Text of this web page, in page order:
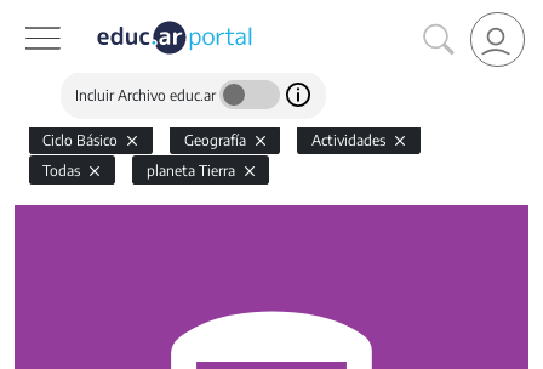
Incluir Archivo educ.ar
Ciclo Básico Geografía
Actividades
Todas
planeta Tierra